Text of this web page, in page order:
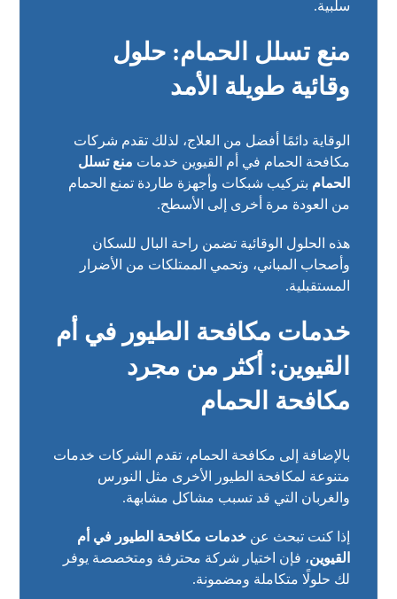
سلبية.
منع تسلل الحمام: حلول
وقائية طويلة الأمد
الوقاية دائمًا أفضل من العلاج، لذلك تقدم شركات
مكافحة الحمام في أم القيوين خدمات منع تسلل
الحمام بتركيب شبكات وأجهزة طاردة تمنع الحمام
من العودة مرة أخرى إلى الأسطح.
هذه الحلول الوقائية تضمن راحة البال للسكان
وأصحاب المباني، وتحمي الممتلكات من الأضرار
المستقبلية.
خدمات مكافحة الطيور في أم
القيوين: أكثر من مجرد
مكافحة الحمام
بالإضافة إلى مكافحة الحمام، تقدم الشركات خدمات
متنوعة لمكافحة الطيور الأخرى مثل النورس
والغربان التي قد تسبب مشاكل مشابهة.
إذا كنت تبحث عنخدمات مكافحة الطيور في أم
القيوين، فإن اختيار شركة محترفة ومتخصصة يوفر
لك حلولًا متكاملة ومضمونة.